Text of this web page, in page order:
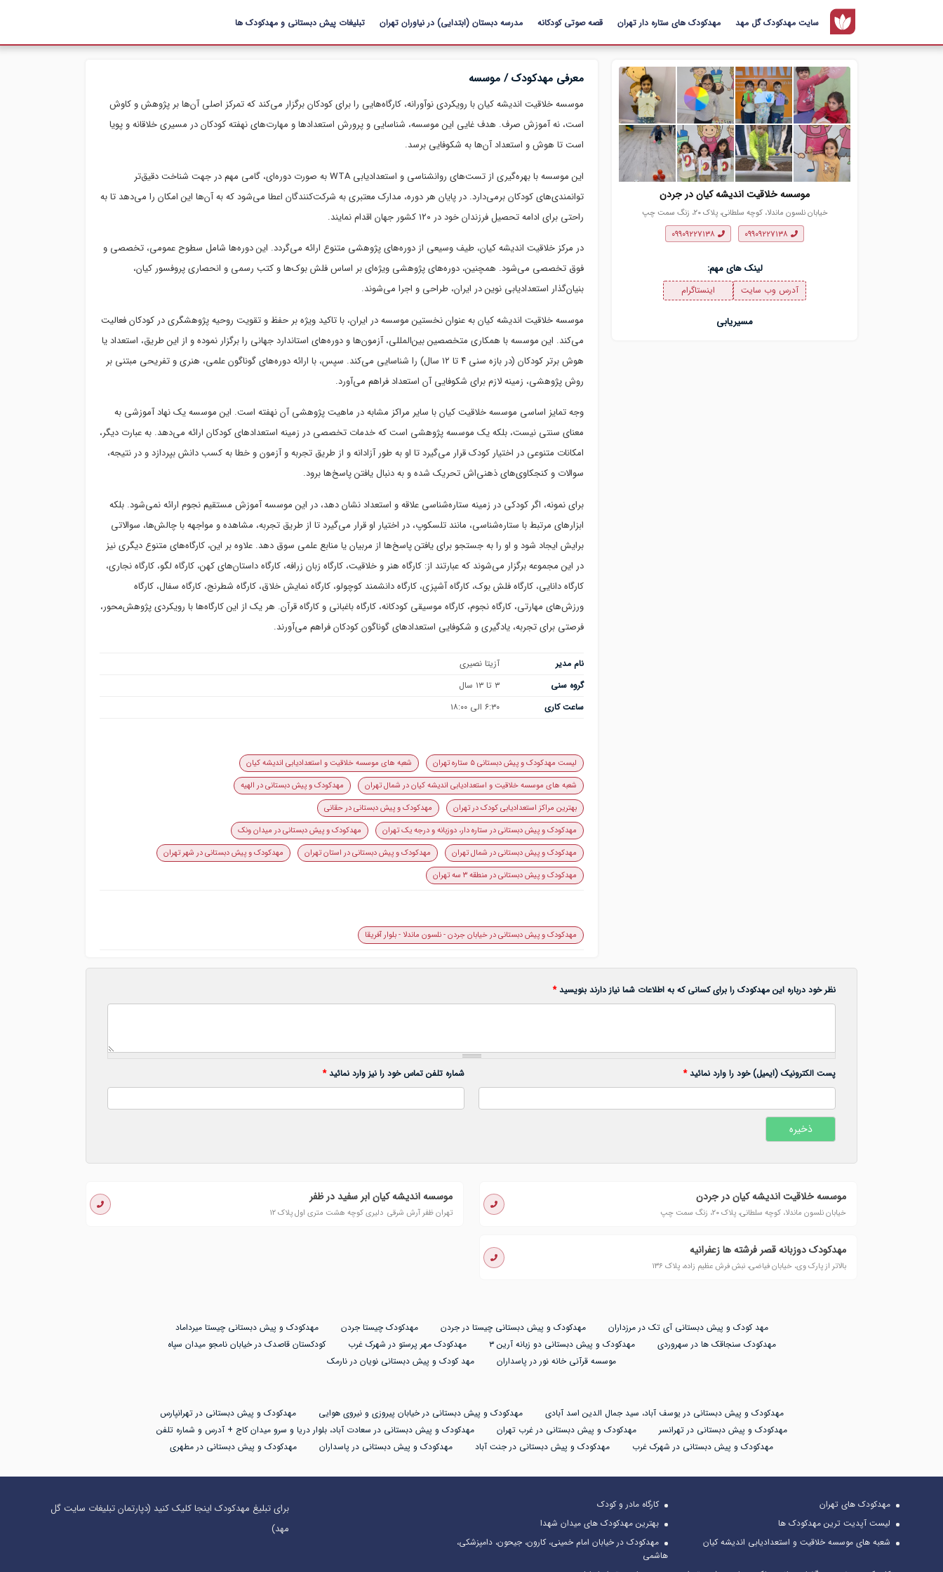
محتوای
سایت مهدکودک گل مهد مهدکودک های ستاره دار تهران قصه صوتی کودکانه مدرسه دبستان (ابتدایی) در نیاوران تهران تبلیغات پیش دبستانی و مهدکودک ها
موسسه خلاقیت اندیشه کیان در جردن
خیابان نلسون ماندلا، کوچه سلطانی، پلاک ۲۰، زنگ سمت چپ
لینک های مهم:
آدرس وب سایت اینستاگرام
مسیریابی
معرفی مهدکودک / موسسه
موسسه خلاقیت اندیشه کیان با رویکردی نوآورانه، کارگاه‌هایی را برای کودکان برگزار می‌کند که تمرکز اصلی آن‌ها بر پژوهش و کاوش
است، نه آموزش صرف. هدف غایی این موسسه، شناسایی و پرورش استعدادها و مهارت‌های نهفته کودکان در مسیری خلاقانه و پویا
است تا هوش و استعداد آن‌ها به شکوفایی برسد.
این موسسه با بهره‌گیری از تست‌های روانشناسی و استعدادیابی WTA به صورت دوره‌ای، گامی مهم در جهت شناخت دقیق‌تر
توانمندی‌های کودکان برمی‌دارد. در پایان هر دوره، مدارک معتبری به شرکت‌کنندگان اعطا می‌شود که به آن‌ها این امکان را می‌دهد تا به
راحتی برای ادامه تحصیل فرزندان خود در ۱۲۰ کشور جهان اقدام نمایند.
در مرکز خلاقیت اندیشه کیان، طیف وسیعی از دوره‌های پژوهشی متنوع ارائه می‌گردد. این دوره‌ها شامل سطوح عمومی، تخصصی و
فوق تخصصی می‌شود. همچنین، دوره‌های پژوهشی ویژه‌ای بر اساس فلش بوک‌ها و کتب رسمی و انحصاری پروفسور کیان،
بنیان‌گذار استعدادیابی نوین در ایران، طراحی و اجرا می‌شوند.
موسسه خلاقیت اندیشه کیان به عنوان نخستین موسسه در ایران، با تاکید ویژه بر حفظ و تقویت روحیه پژوهشگری در کودکان فعالیت
می‌کند. این موسسه با همکاری متخصصین بین‌المللی، آزمون‌ها و دوره‌های استاندارد جهانی را برگزار نموده و از این طریق، استعداد یا
هوش برتر کودکان (در بازه سنی ۴ تا ۱۲ سال) را شناسایی می‌کند. سپس، با ارائه دوره‌های گوناگون علمی، هنری و تفریحی مبتنی بر
روش پژوهشی، زمینه لازم برای شکوفایی آن استعداد فراهم می‌آورد.
وجه تمایز اساسی موسسه خلاقیت کیان با سایر مراکز مشابه در ماهیت پژوهشی آن نهفته است. این موسسه یک نهاد آموزشی به
معنای سنتی نیست، بلکه یک موسسه پژوهشی است که خدمات تخصصی در زمینه استعدادهای کودکان ارائه می‌دهد. به عبارت دیگر،
امکانات متنوعی در اختیار کودک قرار می‌گیرد تا او به طور آزادانه و از طریق تجربه و آزمون و خطا به کسب دانش بپردازد و در نتیجه،
سوالات و کنجکاوی‌های ذهنی‌اش تحریک شده و به دنبال یافتن پاسخ‌ها برود.
برای نمونه، اگر کودکی در زمینه ستاره‌شناسی علاقه و استعداد نشان دهد، در این موسسه آموزش مستقیم نجوم ارائه نمی‌شود. بلکه
ابزارهای مرتبط با ستاره‌شناسی، مانند تلسکوپ، در اختیار او قرار می‌گیرد تا از طریق تجربه، مشاهده و مواجهه با چالش‌ها، سوالاتی
برایش ایجاد شود و او را به جستجو برای یافتن پاسخ‌ها از مربیان یا منابع علمی سوق دهد. علاوه بر این، کارگاه‌های متنوع دیگری نیز
در این مجموعه برگزار می‌شوند که عبارتند از: کارگاه هنر و خلاقیت، کارگاه زبان زرافه، کارگاه داستان‌های کهن، کارگاه لگو، کارگاه نجاری،
کارگاه دانایی، کارگاه فلش بوک، کارگاه آشپزی، کارگاه دانشمند کوچولو، کارگاه نمایش خلاق، کارگاه شطرنج، کارگاه سفال، کارگاه
ورزش‌های مهارتی، کارگاه نجوم، کارگاه موسیقی کودکانه، کارگاه باغبانی و کارگاه قرآن. هر یک از این کارگاه‌ها با رویکردی پژوهش‌محور،
فرصتی برای تجربه، یادگیری و شکوفایی استعدادهای گوناگون کودکان فراهم می‌آورند.
نام مدیر
آزیتا نصیری
گروه سنی
۳ تا ۱۳ سال
ساعت کاری
۶:۳۰ الی ۱۸:۰۰
لیست مهدکودک و پیش دبستانی ۵ ستاره تهران
شعبه های موسسه خلاقیت و استعدادیابی اندیشه کیان
شعبه های موسسه خلاقیت و استعدادیابی اندیشه کیان در شمال تهران
مهدکودک و پیش دبستانی در الهیه
بهترین مراکز استعدادیابی کودک در تهران
مهدکودک و پیش دبستانی در حقانی
مهدکودک و پیش دبستانی در ستاره دار، دوزبانه و درجه یک تهران
مهدکودک و پیش دبستانی در میدان ونک
مهدکودک و پیش دبستانی در شمال تهران
مهدکودک و پیش دبستانی در استان تهران
مهدکودک و پیش دبستانی در شهر تهران
مهدکودک و پیش دبستانی در منطقه ۳ سه تهران
مهدکودک و پیش دبستانی در خیابان جردن - نلسون ماندلا - بلوار آفریقا
نظر خود درباره این مهدکودک را برای کسانی که به اطلاعات شما نیاز دارند بنویسید*
پست الکترونیک (ایمیل) خود را وارد نمائید* شماره تلفن تماس خود را نیز وارد نمائید*
موسسه خلاقیت اندیشه کیان در جردن
خیابان نلسون ماندلا، کوچه سلطانی، پلاک ۲۰، زنگ سمت چپ
موسسه اندیشه کیان ابر سفید در ظفر
تهران ظفر آرش شرقی دلیری کوچه هشت متری اول پلاک ۱۲
مهدکودک دوزبانه قصر فرشته ها زعفرانیه
بالاتر از پارک وی، خیابان فیاضی، نبش فرش عظیم زاده، پلاک ۱۳۶
مهد کودک و پیش دبستانی آی تک در مرزداران مهدکودک و پیش دبستانی چیستا در جردن مهدکودک چیستا جردن
مهدکودک و پیش دبستانی چیستا میرداماد
مهدکودک سنجاقک ها در سهروردی
مهدکودک و پیش دبستانی دو زبانه آرین ۳ مهدکودک مهر پرستو در شهرک غرب
کودکستان قاصدک در خیابان نامجو میدان سپاه
موسسه قرآنی خانه نور در پاسداران
مهد کودک و پیش دبستانی نویان در نارمک
مهدکودک و پیش دبستانی در یوسف آباد، سید جمال الدین اسد آبادی مهدکودک و پیش دبستانی در خیابان پیروزی و نیروی هوایی
مهدکودک و پیش دبستانی در تهرانپارس
مهدکودک و پیش دبستانی در تهرانسر
مهدکودک و پیش دبستانی در غرب تهران
مهدکودک و پیش دبستانی در سعادت آباد، بلوار دریا و سرو میدان کاج + آدرس و شماره تلفن
مهدکودک و پیش دبستانی در شهرک غرب
مهدکودک و پیش دبستانی در جنت آباد مهدکودک و پیش دبستانی در پاسداران مهدکودک و پیش دبستانی در مطهری
مهدکودک های تهران
کارگاه مادر و کودک
لیست آپدیت ترین مهدکودک ها
بهترین مهدکودک های میدان شهدا
شعبه های موسسه خلاقیت و استعدادیابی اندیشه کیان
مهدکودک در خیابان امام خمینی، کارون، جیحون، دامپزشکی،
هاشمی
برای تبلیغ مهدکودک اینجا کلیک کنید (دپارتمان تبلیغات سایت گل
مهد)